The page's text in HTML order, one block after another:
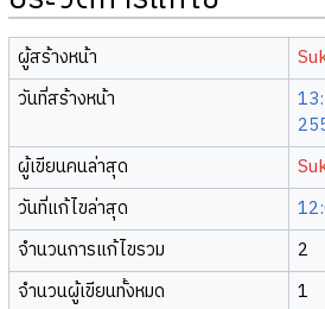
ผู้สร้างหน้า
วันที่สร้างหน้า
ผู้เขียนคนล่าสุด
วันที่แก้ไขล่าสุด
จำนวนการแก้ไขรวม
2
จำนวนผู้เขียนทั้งหมด
1